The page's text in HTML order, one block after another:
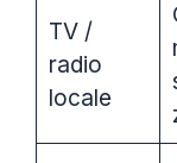
TV /
radio
locale